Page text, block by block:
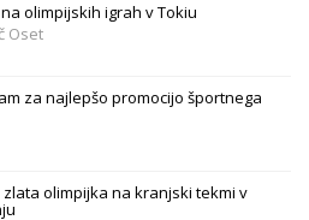
olimpijskih igrah v Tokiu
Oset
za najlepšo promocijo športnega
olimpijka na kranjski tekmi v